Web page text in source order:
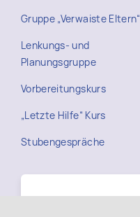
Gruppe „Verwaiste Eltern“
Lenkungs- und
Planungsgruppe
Vorbereitungskurs
„Letzte Hilfe“ Kurs
Stubengespräche